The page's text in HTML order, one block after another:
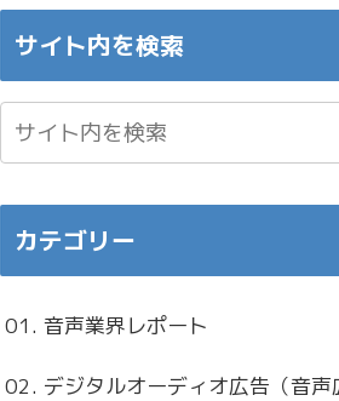
サイト内を検索
カテゴリー
01. 音声業界レポート
02. デジタルオーディオ広告（音声